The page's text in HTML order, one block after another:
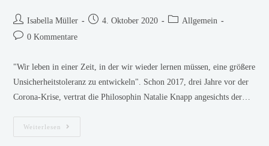
Isabella Müller 4. Oktober 2020
Allgemein
0 Kommentare
"Wir leben in einer Zeit, in der wir wieder lernen müssen, eine größere
Unsicherheitstoleranz zu entwickeln". Schon 2017, drei Jahre vor der
Corona-Krise, vertrat die Philosophin Natalie Knapp angesichts der…
Weiterlesen